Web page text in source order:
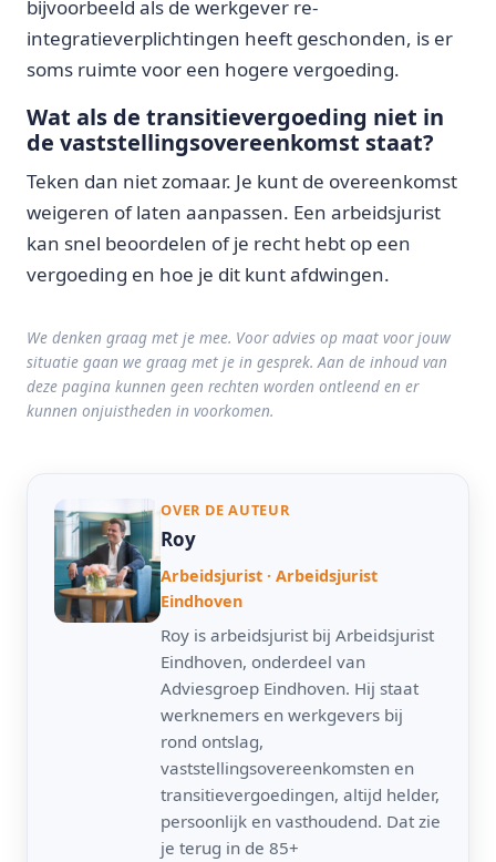
bijvoorbeeld als de werkgever re-
integratieverplichtingen heeft geschonden, is er
soms ruimte voor een hogere vergoeding.
Wat als de transitievergoeding niet in
de vaststellingsovereenkomst staat?
Teken dan niet zomaar. Je kunt de overeenkomst
weigeren of laten aanpassen. Een arbeidsjurist
kan snel beoordelen of je recht hebt op een
vergoeding en hoe je dit kunt afdwingen.
We denken graag met je mee. Voor advies op maat voor jouw
situatie gaan we graag met je in gesprek. Aan de inhoud van
deze pagina kunnen geen rechten worden ontleend en er
kunnen onjuistheden in voorkomen.
OVER DE AUTEUR
Roy
Arbeidsjurist · Arbeidsjurist
Eindhoven
Roy is arbeidsjurist bij Arbeidsjurist
Eindhoven, onderdeel van
Adviesgroep Eindhoven. Hij staat
werknemers en werkgevers bij
rond ontslag,
vaststellingsovereenkomsten en
transitievergoedingen, altijd helder,
persoonlijk en vasthoudend. Dat zie
je terug in de 85+